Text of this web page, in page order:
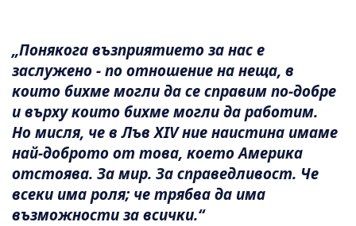
„Понякога възприятието за нас е
заслужено - по отношение на неща, в
които бихме могли да се справим по-добре
и върху които бихме могли да работим.
Но мисля, че в Лъв XIV ние наистина имаме
най-доброто от това, което Америка
отстоява. За мир. За справедливост. Че
всеки има роля; че трябва да има
възможности за всички.“